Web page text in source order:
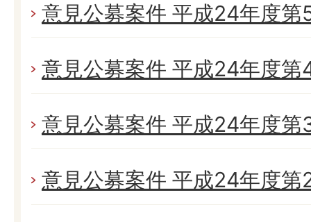
意見公募案件 平成24年度第
意見公募案件 平成24年度第
意見公募案件 平成24年度第
意見公募案件 平成24年度第